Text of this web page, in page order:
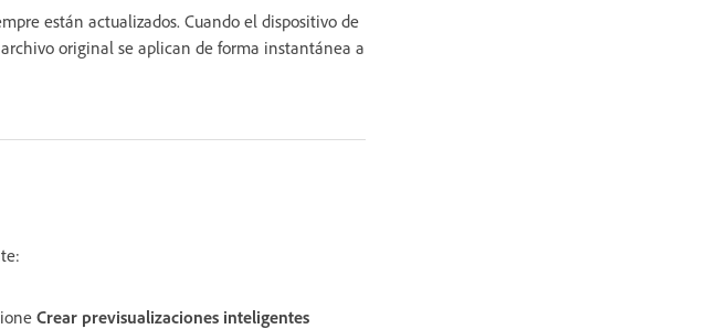
están actualizados. Cuando el dispositivo de
original se aplican de forma instantánea a
Crear previsualizaciones inteligentes